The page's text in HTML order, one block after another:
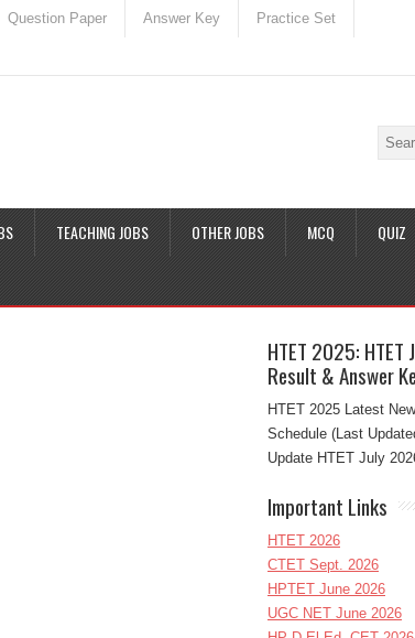
Question Paper Answer Key Practice Set
TEACHING JOBS OTHER JOBS MCQ QUIZ
HTET 2025: HTET
Result & Answer
HTET 2025 Latest
Schedule (Last
Update HTET July
Important Links
HTET 2026
CTET Sept. 2026
HPTET June 2026
UGC NET June 2026